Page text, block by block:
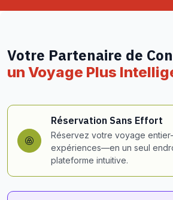
Votre Partenaire de
un Voyage Plus
Réservation Sans Effort
Réservez votre voyage
expériences—en un seul
plateforme intuitive.